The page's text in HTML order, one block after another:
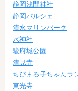
静岡浅間神社
静岡パルシェ
清水マリンパーク
水神社
駿府城公園
清見寺
ちびまる子ちゃんラ
東光寺